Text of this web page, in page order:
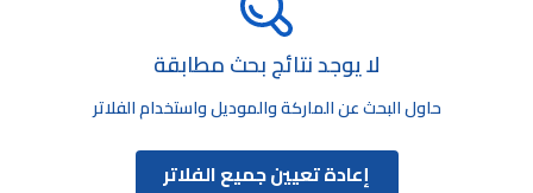
لا يوجد نتائج بحث مطابقة
حاول البحث عن الماركة والموديل واستخدام الفلاتر
إعادة تعيين جميع الفلاتر